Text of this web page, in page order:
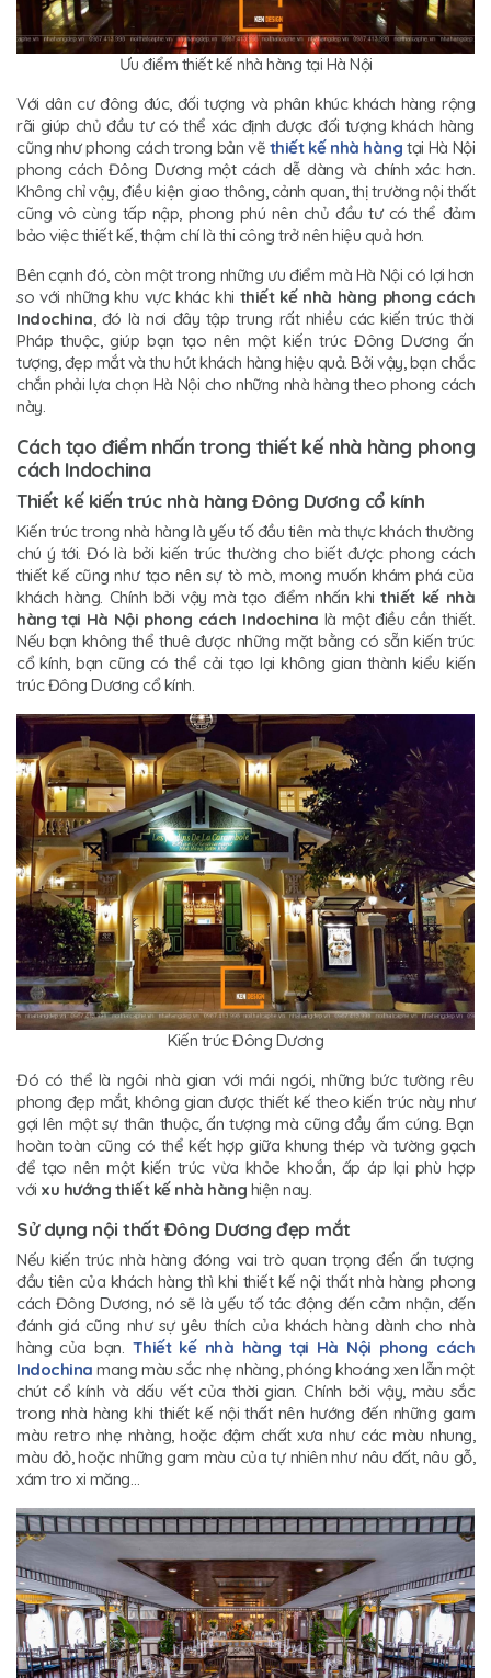
Ưu điểm thiết kế nhà hàng tại Hà Nội
Với dân cư đông đúc, đối tượng và phân khúc khách hàng rộng
rãi giúp chủ đầu tư có thể xác định được đối tượng khách hàng
cũng như phong cách trong bản vẽ thiết kế nhà hàng tại Hà Nội
phong cách Đông Dương một cách dễ dàng và chính xác hơn.
Không chỉ vậy, điều kiện giao thông, cảnh quan, thị trường nội thất
cũng vô cùng tấp nập, phong phú nên chủ đầu tư có thể đảm
bảo việc thiết kế, thậm chí là thi công trở nên hiệu quả hơn.
Bên cạnh đó, còn một trong những ưu điểm mà Hà Nội có lợi hơn
so với những khu vực khác khi thiết kế nhà hàng phong cách
Indochina , đó là nơi đây tập trung rất nhiều các kiến trúc thời
Pháp thuộc, giúp bạn tạo nên một kiến trúc Đông Dương ấn
tượng, đẹp mắt và thu hút khách hàng hiệu quả. Bởi vậy, bạn chắc
chắn phải lựa chọn Hà Nội cho những nhà hàng theo phong cách
này.
Cách tạo điểm nhấn trong thiết kế nhà hàng phong
cách Indochina
Thiết kế kiến trúc nhà hàng Đông Dương cổ kính
Kiến trúc trong nhà hàng là yếu tố đầu tiên mà thực khách thường
chú ý tới. Đó là bởi kiến trúc thường cho biết được phong cách
thiết kế cũng như tạo nên sự tò mò, mong muốn khám phá của
khách hàng. Chính bởi vậy mà tạo điểm nhấn khithiết kế nhà
hàng tại Hà Nội phong cách Indochina là một điều cần thiết.
Nếu bạn không thể thuê được những mặt bằng có sẵn kiến trúc
cổ kính, bạn cũng có thể cải tạo lại không gian thành kiểu kiến
trúc Đông Dương cổ kính.
Kiến trúc Đông Dương
Đó có thể là ngôi nhà gian với mái ngói, những bức tường rêu
phong đẹp mắt, không gian được thiết kế theo kiến trúc này như
gợi lên một sự thân thuộc, ấn tượng mà cũng đầy ấm cúng. Bạn
hoàn toàn cũng có thể kết hợp giữa khung thép và tường gạch
để tạo nên một kiến trúc vừa khỏe khoắn, ấp áp lại phù hợp
với xu hướng thiết kế nhà hàng hiện nay.
Sử dụng nội thất Đông Dương đẹp mắt
Nếu kiến trúc nhà hàng đóng vai trò quan trọng đến ấn tượng
đầu tiên của khách hàng thì khi thiết kế nội thất nhà hàng phong
cách Đông Dương, nó sẽ là yếu tố tác động đến cảm nhận, đến
đánh giá cũng như sự yêu thích của khách hàng dành cho nhà
hàng của bạn. Thiết kế nhà hàng tại Hà Nội phong cách
Indochina mang màu sắc nhẹ nhàng, phóng khoáng xen lẫn một
chút cổ kính và dấu vết của thời gian. Chính bởi vậy, màu sắc
trong nhà hàng khi thiết kế nội thất nên hướng đến những gam
màu retro nhẹ nhàng, hoặc đậm chất xưa như các màu nhung,
màu đỏ, hoặc những gam màu của tự nhiên như nâu đất, nâu gỗ,
xám tro xi măng…